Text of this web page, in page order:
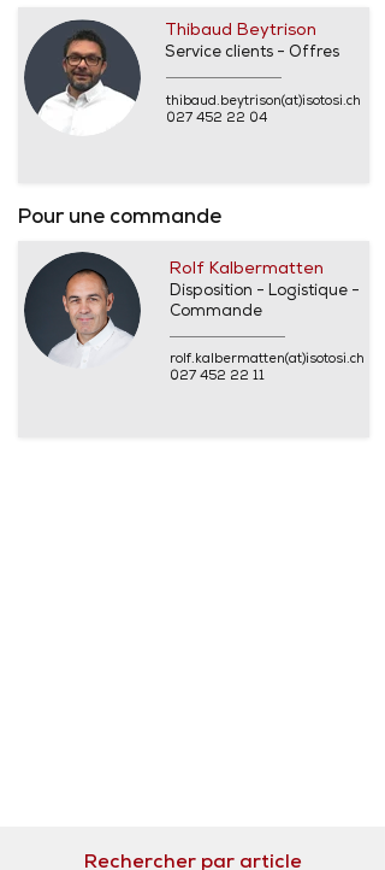
Thibaud Beytrison
Service clients - Offres
thibaud.beytrison(at)isotosi.ch
027 452 22 04
Pour une commande
Rolf Kalbermatten
Disposition - Logistique -
Commande
rolf.kalbermatten(at)isotosi.ch
027 452 22 11
Rechercher par article